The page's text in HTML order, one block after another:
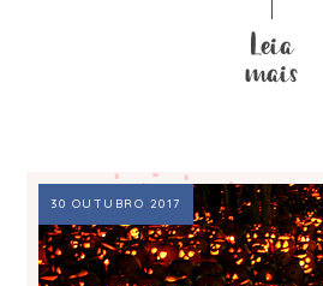
30 OUTUBRO 2017